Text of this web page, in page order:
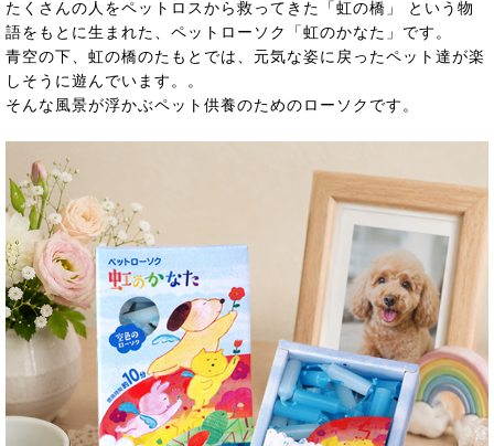
たくさんの人をペットロスから救ってきた「虹の橋」 という物
語をもとに生まれた、ペットローソク「虹のかなた」です。
青空の下、虹の橋のたもとでは、元気な姿に戻ったペット達が楽
しそうに遊んでいます。。
そんな風景が浮かぶペット供養のためのローソクです。